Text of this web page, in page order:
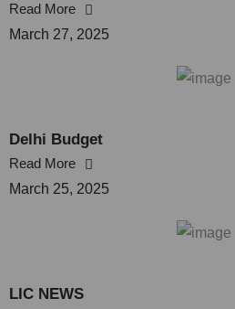
Read More
March 27, 2025
Delhi Budget
Read More
March 25, 2025
LIC NEWS